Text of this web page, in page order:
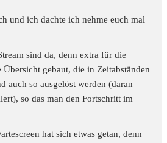
und ich dachte ich nehme euch mal
sind da, denn extra für die
Übersicht gebaut, die in Zeitabständen
auch so ausgelöst werden (daran
so das man den Fortschritt im
hat sich etwas getan, denn